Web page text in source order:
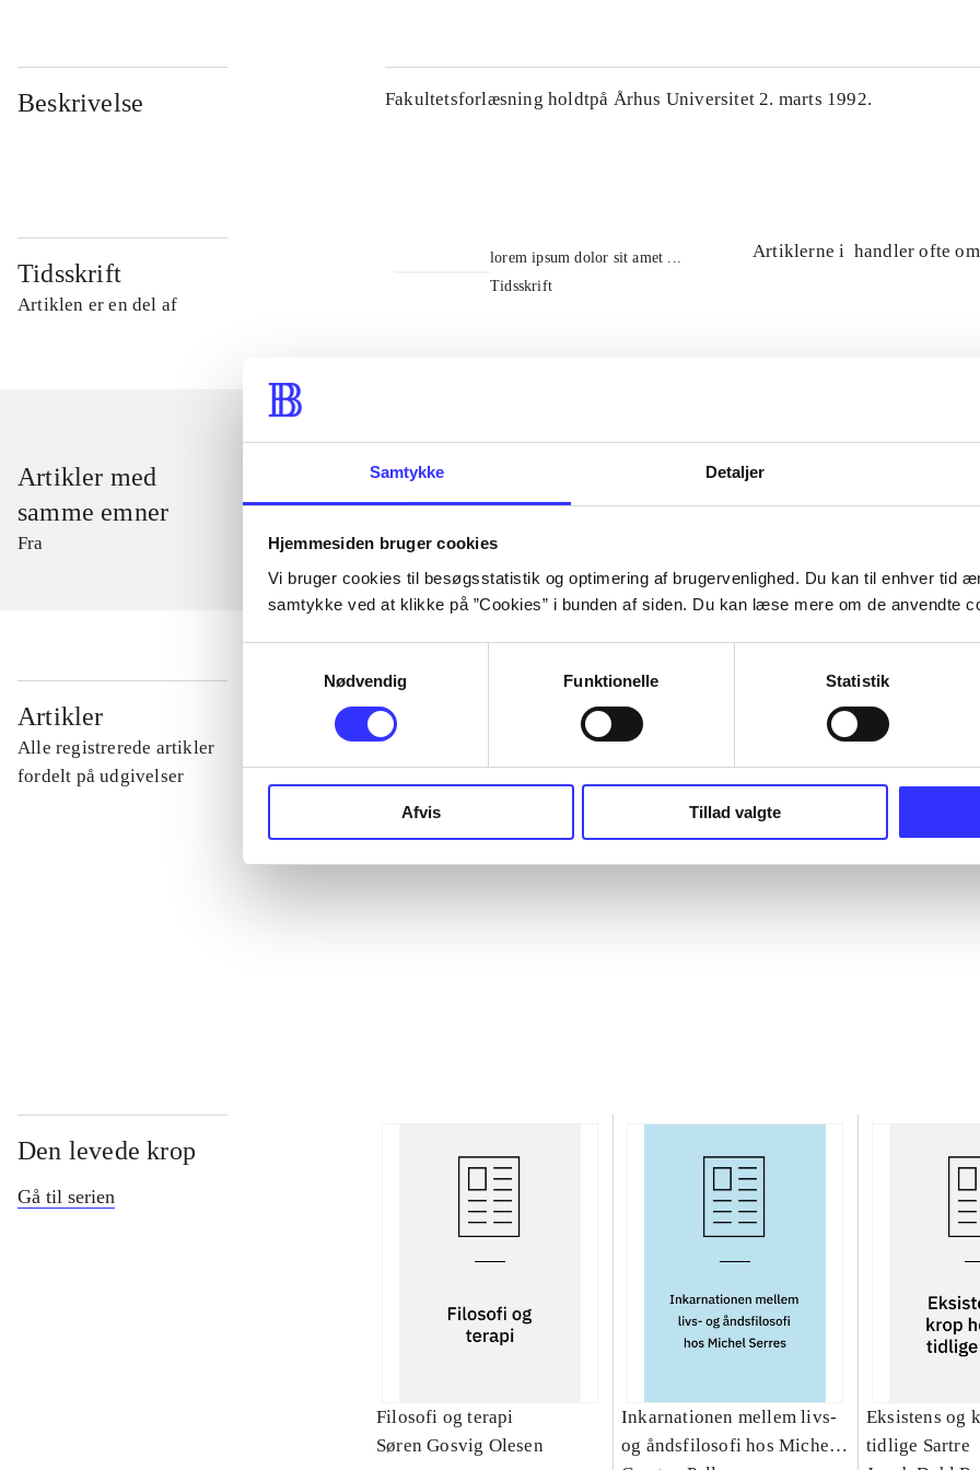
Samtykke Detaljer
Hjemmesiden bruger cookies
Vi bruger cookies til besøgsstatistik og optimering af brugervenlighed. Du kan til enhver tid
samtykke ved at klikke på ”Cookies” i bunden af siden. Du kan læse mere om de anvendte
Nødvendig
Funktionelle Statistik
Afvis Tillad valgte
Beskrivelse Fakultetsforlæsning holdtpå Århus Universitet 2. marts 1992.
Tidsskrift
Artiklen er en del af
lorem ipsum dolor sit amet ...
Tidsskrift
Artiklerne i handler ofte om
Artikler med
samme emner
Fra
Artikler
Alle registrerede artikler
fordelt på udgivelser
...
...
Den levede krop
Gå til serien
Filosofi og terapi
Søren Gosvig Olesen
Inkarnationen mellem livs-
og åndsfilosofi hos Michel
Eksistens og
tidlige Sartre